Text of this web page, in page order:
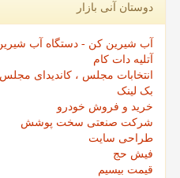
دوستان آنی بازار
آب شیرین کن - دستگاه آب
آتلیه دات کام
انتخابات مجلس ، کاندیدای مجلس
بک لینک
خرید و فروش خودرو
شرکت صنعتی سخت پوشش
طراحی سایت
فیش حج
قیمت بیسیم